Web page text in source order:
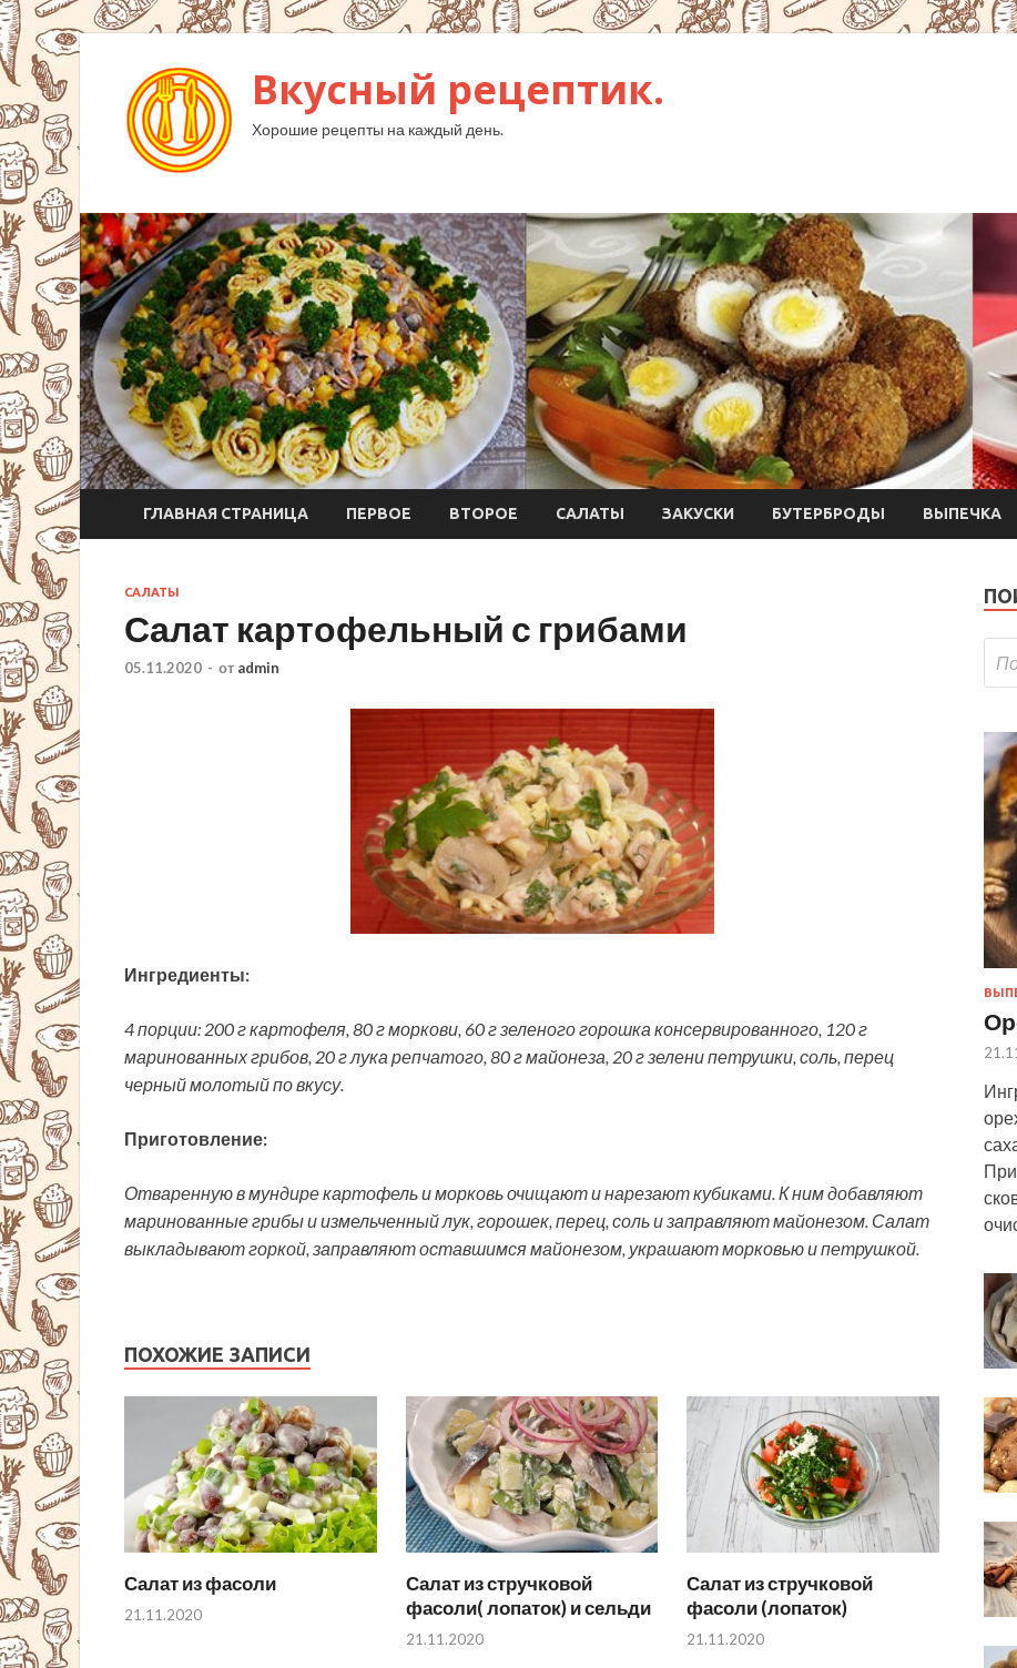
Вкусный рецептик.
Хорошие рецепты на каждый день.
ГЛАВНАЯ СТРАНИЦА ПЕРВОЕ ВТОРОЕ САЛАТЫ ЗАКУСКИ БУТЕРБРОДЫ ВЫПЕЧКА
САЛАТЫ
Салат картофельный с грибами
05.11.2020 - от admin
Ингредиенты:
4 порции: 200 г картофеля, 80 г моркови, 60 г зеленого горошка консервированного, 120 г
маринованных грибов, 20 г лука репчатого, 80 г майонеза, 20 г зелени петрушки, соль, перец
черный молотый по вкусу.
Приготовление:
Отваренную в мундире картофель и морковь очищают и нарезают кубиками. К ним добавляют
маринованные грибы и измельченный лук, горошек, перец, соль и заправляют майонезом. Салат
выкладывают горкой, заправляют оставшимся майонезом, украшают морковью и петрушкой.
ПОХОЖИЕ ЗАПИСИ
Салат из фасоли
21.11.2020
Салат из стручковой
фасоли( лопаток) и сельди
21.11.2020
Салат из стручковой
фасоли (лопаток)
21.11.2020